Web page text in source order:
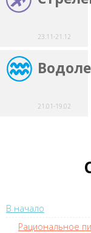
23.11-21.12
21.01-19.02
В начало
Рациональное